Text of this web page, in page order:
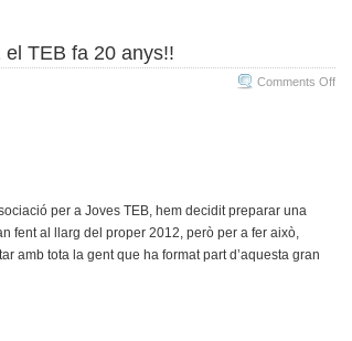
TEB fa 20 anys!!
Comments Offon
per a Joves TEB, hem decidit preparar una
fent al llarg del proper 2012, però per a fer això,
amb tota la gent que ha format part d’aquesta gran